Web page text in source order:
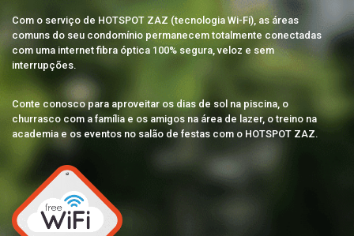
Com o serviço de HOTSPOT ZAZ (tecnologia Wi-Fi), as áreas
comuns do seu condomínio permanecem totalmente conectadas
com uma internet fibra óptica 100% segura, veloz e sem
interrupções.
Conte conosco para aproveitar os dias de sol na piscina, o
churrasco com a família e os amigos na área de lazer, o treino na
academia e os eventos no salão de festas com o HOTSPOT ZAZ.